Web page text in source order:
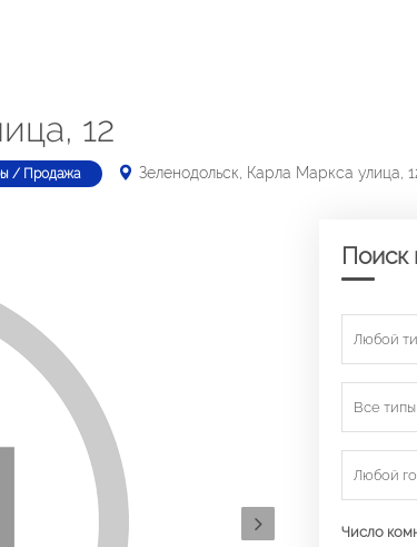
12
/ Продажа Зеленодольск, Карла Маркса улица,
Поиск
Любой
Все типы
Любой
Число